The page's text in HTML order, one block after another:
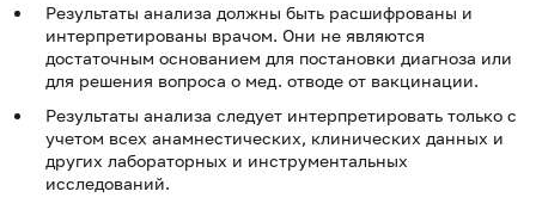
Результаты анализа должны быть расшифрованы и
интерпретированы врачом. Они не являются
достаточным основанием для постановки диагноза или
для решения вопроса о мед. отводе от вакцинации.
Результаты анализа следует интерпретировать только с
учетом всех анамнестических, клинических данных и
других лабораторных и инструментальных
исследований.